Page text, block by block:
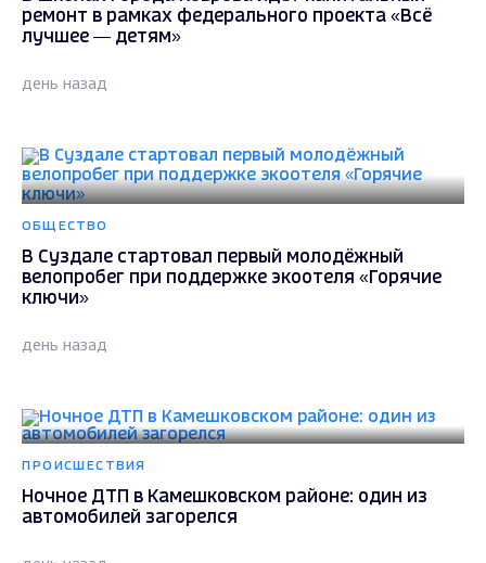
ремонт в рамках федерального проекта «Всё
лучшее — детям»
день назад
ОБЩЕСТВО
В Суздале стартовал первый молодёжный
велопробег при поддержке экоотеля «Горячие
ключи»
день назад
ПРОИСШЕСТВИЯ
Ночное ДТП в Камешковском районе: один из
автомобилей загорелся